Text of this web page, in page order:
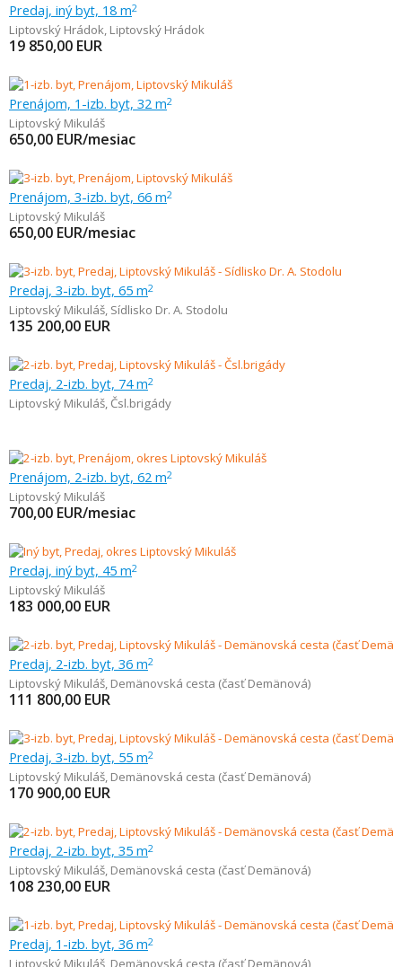
Predaj, iný byt, 18 m2
Liptovský Hrádok, Liptovský Hrádok
19 850,00 EUR
Prenájom, 1-izb. byt, 32 m2
Liptovský Mikuláš
650,00 EUR/mesiac
Prenájom, 3-izb. byt, 66 m2
Liptovský Mikuláš
650,00 EUR/mesiac
Predaj, 3-izb. byt, 65 m2
Liptovský Mikuláš, Sídlisko Dr. A. Stodolu
135 200,00 EUR
Predaj, 2-izb. byt, 74 m2
Liptovský Mikuláš, Čsl.brigády
Prenájom, 2-izb. byt, 62 m2
Liptovský Mikuláš
700,00 EUR/mesiac
Predaj, iný byt, 45 m2
Liptovský Mikuláš
183 000,00 EUR
Predaj, 2-izb. byt, 36 m2
Liptovský Mikuláš, Demänovská cesta (časť Demänová)
111 800,00 EUR
Predaj, 3-izb. byt, 55 m2
Liptovský Mikuláš, Demänovská cesta (časť Demänová)
170 900,00 EUR
Predaj, 2-izb. byt, 35 m2
Liptovský Mikuláš, Demänovská cesta (časť Demänová)
108 230,00 EUR
Predaj, 1-izb. byt, 36 m2
Liptovský Mikuláš, Demänovská cesta (časť Demänová)